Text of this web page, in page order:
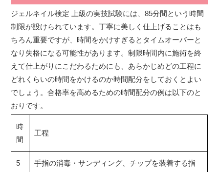
ジェルネイル検定 上級の実技試験には、85分間という時間
制限が設けられています。丁寧に美しく仕上げることはも
ちろん重要ですが、時間をかけすぎるとタイムオーバーと
なり失格になる可能性があります。制限時間内に施術を終
えて仕上がりにこだわるためにも、あらかじめどの工程に
どれくらいの時間をかけるのか時間配分をしておくとよい
でしょう。合格率を高めるための時間配分の例は以下のと
おりです。
時
間
工程
5
手指の消毒・サンディング、チップを装着する指